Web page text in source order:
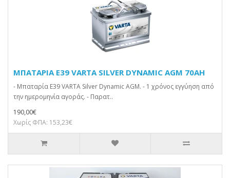
ΜΠΑΤΑΡΙΑ E39 VARTA SILVER DYNAMIC AGM 70AH
- Μπαταρία E39 VARTA Silver Dynamic AGM. - 1 χρόνος εγγύηση από
την ημερομηνία αγοράς. - Παρατ..
190,00€
Χωρίς ΦΠΑ: 153,23€